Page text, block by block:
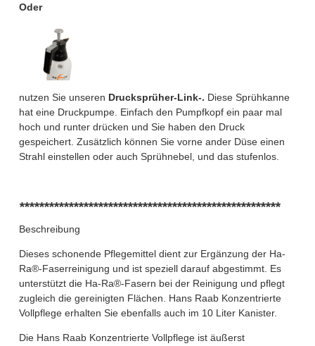
Oder
nutzen Sie unseren Drucksprüher-Link-. Diese Sprühkanne
hat eine Druckpumpe. Einfach den Pumpfkopf ein paar mal
hoch und runter drücken und Sie haben den Druck
gespeichert. Zusätzlich können Sie vorne ander Düse einen
Strahl einstellen oder auch Sprühnebel, und das stufenlos.
*****************************************************
Beschreibung
Dieses schonende Pflegemittel dient zur Ergänzung der Ha-
Ra®-Faserreinigung und ist speziell darauf abgestimmt. Es
unterstützt die Ha-Ra®-Fasern bei der Reinigung und pflegt
zugleich die gereinigten Flächen. Hans Raab Konzentrierte
Vollpflege erhalten Sie ebenfalls auch im 10 Liter Kanister.
Die Hans Raab Konzentrierte Vollpflege ist äußerst